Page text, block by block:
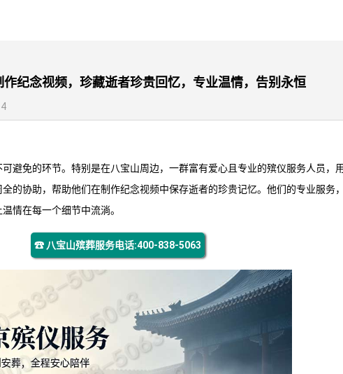
纪念视频，珍藏逝者珍贵回忆，专业温情，告别永恒
避免的环节。特别是在八宝山周边，一群富有爱心且专业的殡仪服务人员，
的协助，帮助他们在制作纪念视频中保存逝者的珍贵记忆。他们的专业服务
情在每一个细节中流淌。
☎ 八宝山殡葬服务电话:400-838-5063